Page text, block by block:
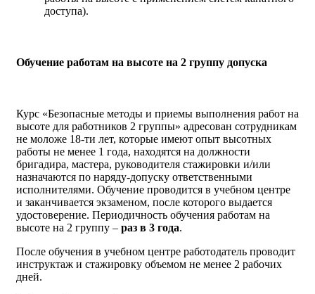
доступа).
Обучение работам на высоте на 2 группу допуска
Курс «Безопасные методы и приемы выполнения работ на
высоте для работников 2 группы» адресован сотрудникам
не моложе 18-ти лет, которые имеют опыт высотных
работы не менее 1 года, находятся на должности
бригадира, мастера, руководителя стажировки и/или
назначаются по наряду-допуску ответственными
исполнителями. Обучение проводится в учебном центре
и заканчивается экзаменом, после которого выдается
удостоверение. Периодичность обучения работам на
высоте на 2 группу – раз в 3 года.
После обучения в учебном центре работодатель проводит
инструктаж и стажировку объемом не менее 2 рабочих
дней.